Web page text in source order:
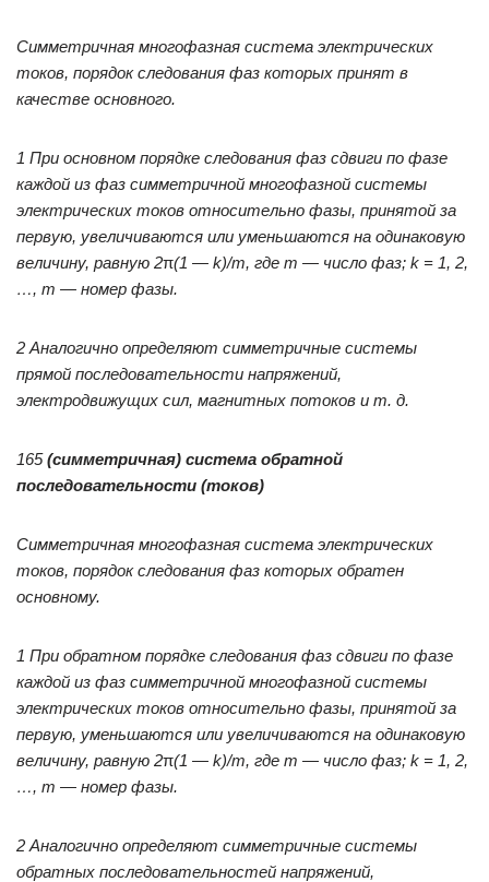
Симметричная многофазная система электрических
токов, порядок следования фаз которых принят в
качестве основного.
1 При основном порядке следования фаз сдвиги по фазе
каждой из фаз симметричной многофазной системы
электрических токов относительно фазы, принятой за
первую, увеличиваются или уменьшаются на одинаковую
величину, равную 2π(1 — k)/m, где m — число фаз; k = 1, 2,
…, m — номер фазы.
2 Аналогично определяют симметричные системы
прямой последовательности напряжений,
электродвижущих сил, магнитных потоков и т. д.
165(симметричная) система обратной
последовательности (токов)
Симметричная многофазная система электрических
токов, порядок следования фаз которых обратен
основному.
1 При обратном порядке следования фаз сдвиги по фазе
каждой из фаз симметричной многофазной системы
электрических токов относительно фазы, принятой за
первую, уменьшаются или увеличиваются на одинаковую
величину, равную 2π(1 — k)/m, где m — число фаз; k = 1, 2,
…, m — номер фазы.
2 Аналогично определяют симметричные системы
обратных последовательностей напряжений,